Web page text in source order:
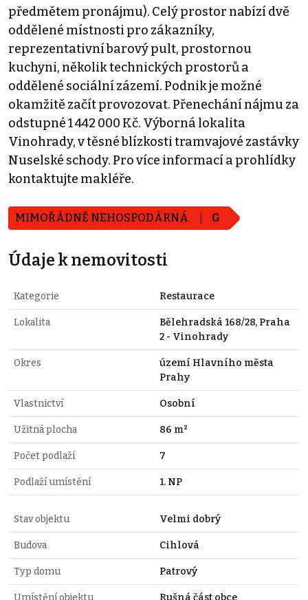
předmětem pronájmu). Celý prostor nabízí dvě
oddělené místnosti pro zákazníky,
reprezentativní barový pult, prostornou
kuchyni, několik technických prostorů a
oddělené sociální zázemí. Podnik je možné
okamžitě začít provozovat. Přenechání nájmu za
odstupné 1 442 000 Kč. Výborná lokalita
Vinohrady, v těsné blízkosti tramvajové zastávky
Nuselské schody. Pro více informací a prohlídky
kontaktujte makléře.
MIMOŘÁDNĚ NEHOSPODÁRNÁ G
Údaje k nemovitosti
Kategorie Restaurace
Lokalita
Bělehradská 168/28, Praha
2 - Vinohrady
Okres
území Hlavního města
Prahy
Vlastnictví Osobní
Užitná plocha 86 m²
Počet podlaží 7
Podlaží umístění 1. NP
Stav objektu Velmi dobrý
Budova Cihlová
Typ domu Patrový
Umístění objektu Rušná část obce